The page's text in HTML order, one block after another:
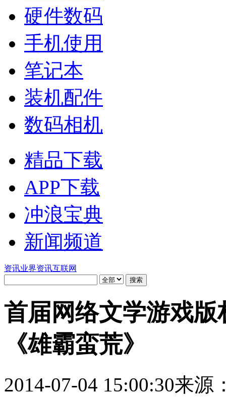
硬件数码
手机使用
笔记本
装机配件
数码相机
精品下载
APP下载
冲浪宝典
新闻频道
资讯业界资讯互联网
首届网络文学游戏
《雄霸蛮荒》
2014-07-04 15:00:30来源